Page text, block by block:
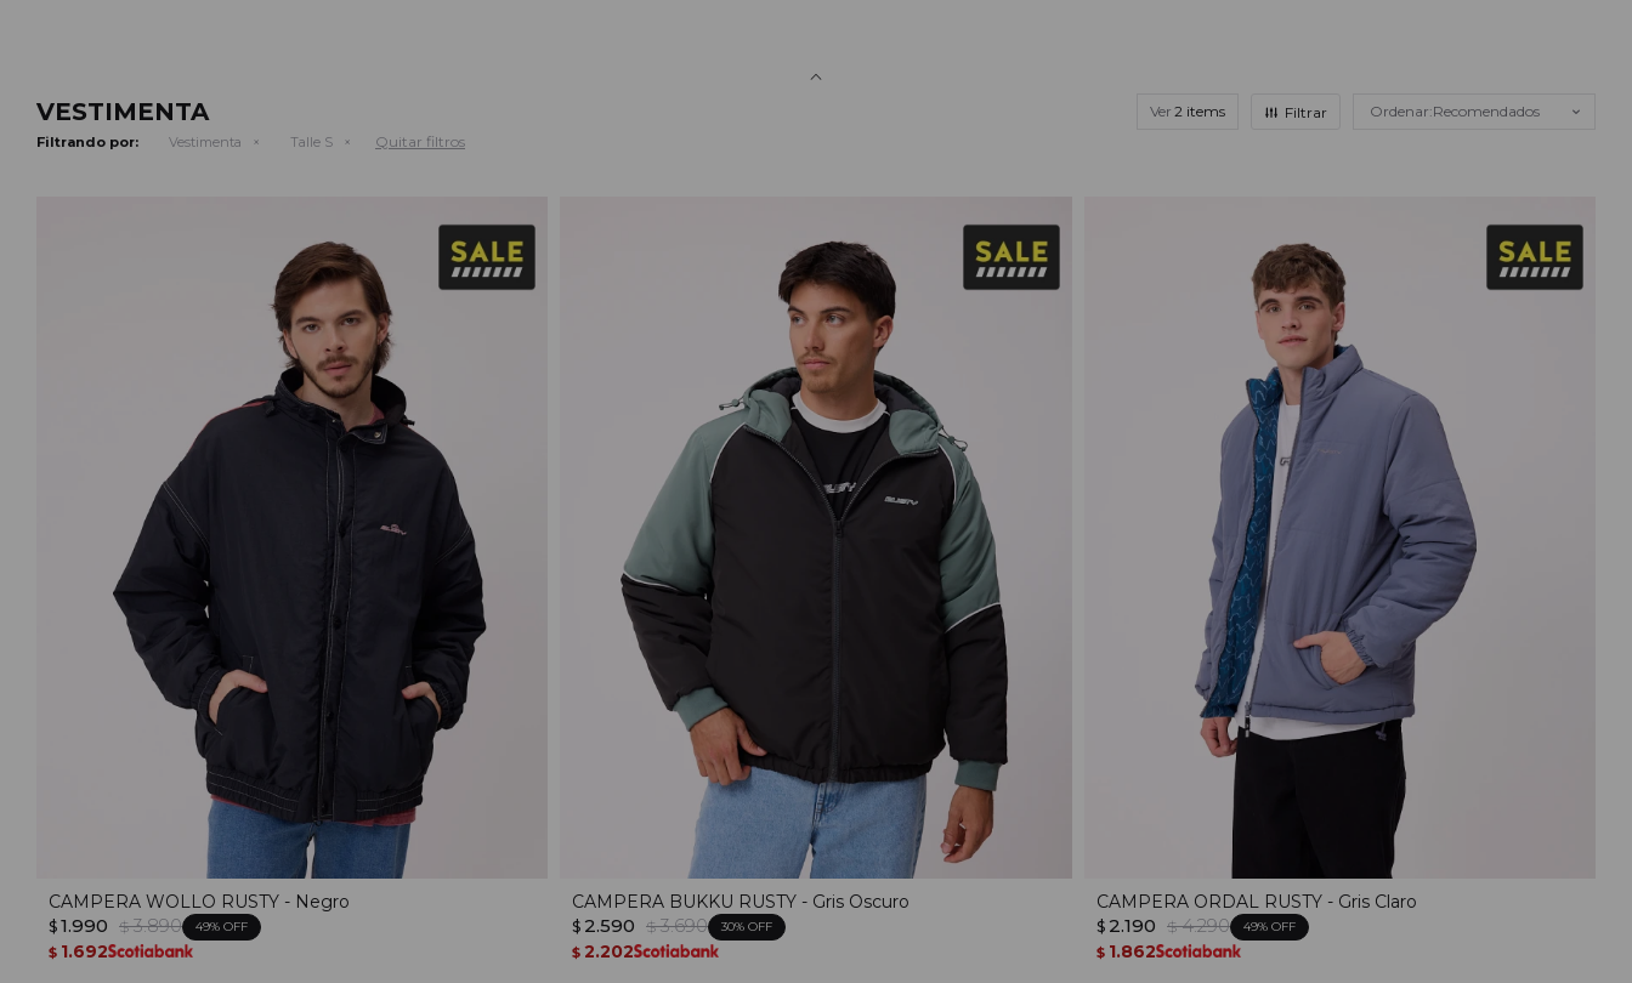
VESTIMENTA Ver Recomendados
Filtrando por: Vestimenta Talle S Quitar filtros
CAMPERA WOLLO RUSTY - Negro
$ 1.990 $ 3.890 49
$ 1.692
CAMPERA BUKKU RUSTY - Gris Oscuro
$ 2.590 $ 3.690 30
$ 2.202
CAMPERA ORDAL RUSTY - Gris Claro
$ 2.190 $ 4.290 49
$ 1.862